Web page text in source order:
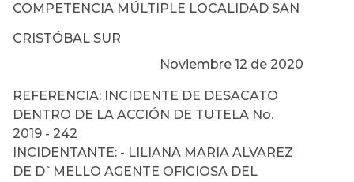
COMPETENCIA MÚLTIPLE LOCALIDAD SAN
CRISTÓBAL SUR
Noviembre 12 de 2020
REFERENCIA: INCIDENTE DE DESACATO
DENTRO DE LA ACCIÓN DE TUTELA No.
2019 - 242
INCIDENTANTE: - LILIANA MARIA ALVAREZ
DE D`MELLO AGENTE OFICIOSA DEL